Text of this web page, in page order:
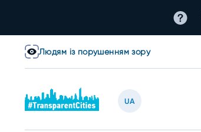
Людям із порушенням зору
UA